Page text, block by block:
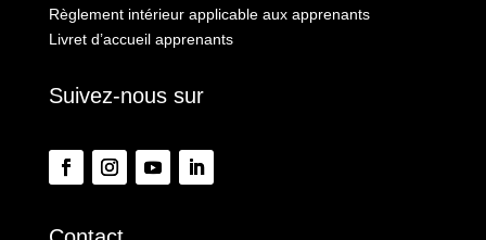
Règlement intérieur applicable aux apprenants
Livret d’accueil apprenants
Suivez-nous sur